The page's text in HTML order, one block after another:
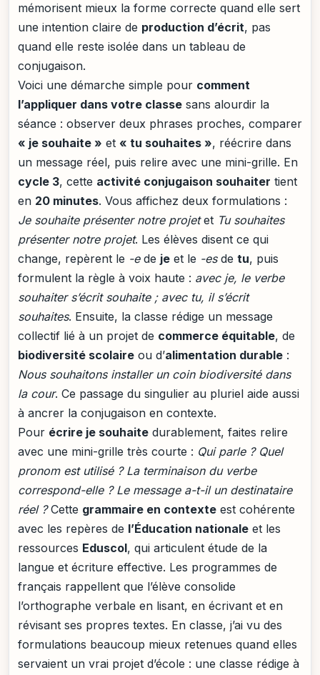
mémorisent mieux la forme correcte quand elle sert
une intention claire de production d’écrit, pas
quand elle reste isolée dans un tableau de
conjugaison.
Voici une démarche simple pour comment
l’appliquer dans votre classe sans alourdir la
séance : observer deux phrases proches, comparer
« je souhaite » et « tu souhaites », réécrire dans
un message réel, puis relire avec une mini-grille. En
cycle 3, cette activité conjugaison souhaiter tient
en 20 minutes. Vous affichez deux formulations :
Je souhaite présenter notre projetet Tu souhaites
présenter notre projet. Les élèves disent ce qui
change, repèrent le -ede je et le -esde tu, puis
formulent la règle à voix haute : avec je, le verbe
souhaiter s’écrit souhaite ; avec tu, il s’écrit
souhaites. Ensuite, la classe rédige un message
collectif lié à un projet de commerce équitable, de
biodiversité scolaire ou d’alimentation durable :
Nous souhaitons installer un coin biodiversité dans
la cour. Ce passage du singulier au pluriel aide aussi
à ancrer la conjugaison en contexte.
Pour écrire je souhaite durablement, faites relire
avec une mini-grille très courte : Qui parle ? Quel
pronom est utilisé ? La terminaison du verbe
correspond-elle ? Le message a-t-il un destinataire
réel ?Cette grammaire en contexte est cohérente
avec les repères de l’Éducation nationale et les
ressources Eduscol, qui articulent étude de la
langue et écriture effective. Les programmes de
français rappellent que l’élève consolide
l’orthographe verbale en lisant, en écrivant et en
révisant ses propres textes. En classe, j’ai vu des
formulations beaucoup mieux retenues quand elles
servaient un vrai projet d’école : une classe rédige à